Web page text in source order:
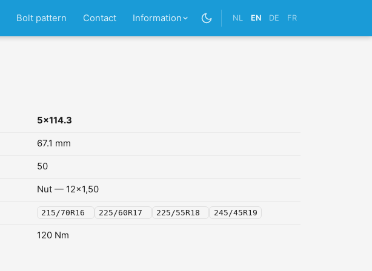
Bolt pattern Contact Information NL EN DE FR
5x114.3
67.1 mm
50
Nut — 12x1,50
215/70R16 225/60R17 225/55R18 245/45R19
120 Nm